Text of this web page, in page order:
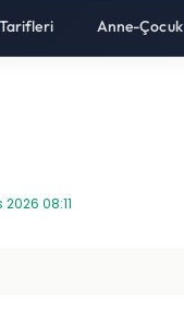
Anne-Çocuk
08:11